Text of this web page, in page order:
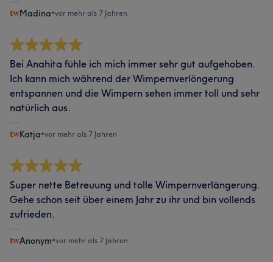
Madina•vor mehr als 7 Jahren
Bei Anahita fühle ich mich immer sehr gut aufgehoben.
Ich kann mich während der Wimpernverlöngerung
entspannen und die Wimpern sehen immer toll und sehr
natürlich aus.
Katja•vor mehr als 7 Jahren
Super nette Betreuung und tolle Wimpernverlängerung.
Gehe schon seit über einem Jahr zu ihr und bin vollends
zufrieden.
Anonym•vor mehr als 7 Jahren